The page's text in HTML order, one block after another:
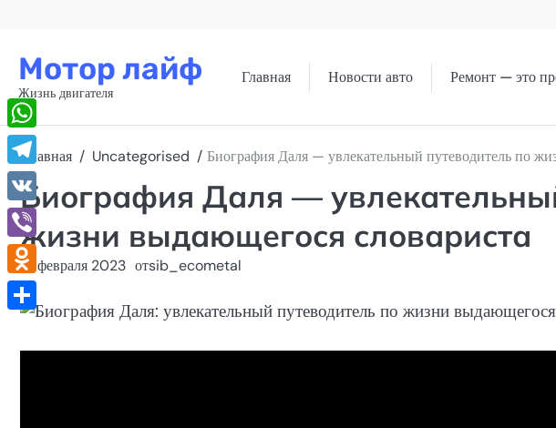
содержимому
Мотор лайф
Жизнь двигателя
Главная Новости авто Ремонт — это
Главная Uncategorised Биография Даля — увлекательный путеводитель по
Биография Даля —
жизни выдающегося словариста
19 февраля 2023 отsib_ecometal
WhatsApp
Telegram
VK
Viber
Odnoklassniki
Отправить